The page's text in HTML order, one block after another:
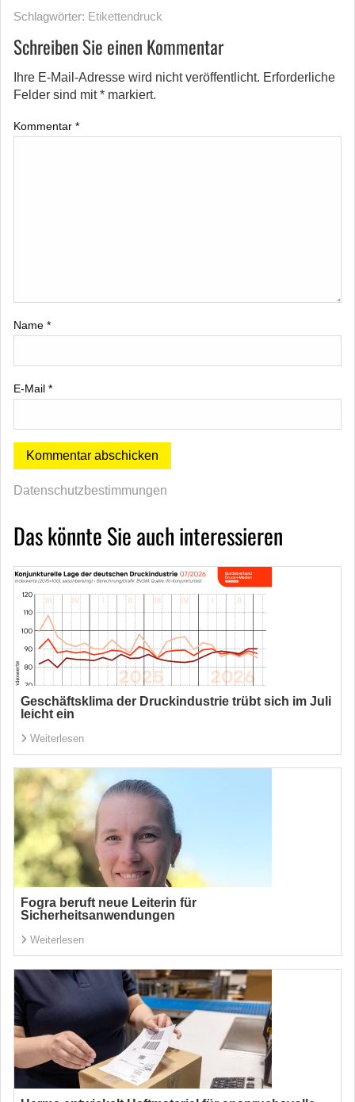
Schlagwörter: Etikettendruck
Schreiben Sie einen Kommentar
Ihre E-Mail-Adresse wird nicht veröffentlicht. Erforderliche
Felder sind mit* markiert.
Kommentar *
Name *
E-Mail *
Datenschutzbestimmungen
Das könnte Sie auch interessieren
Geschäftsklima der Druckindustrie trübt sich im Juli
leicht ein
Weiterlesen
Fogra beruft neue Leiterin für
Sicherheitsanwendungen
Weiterlesen